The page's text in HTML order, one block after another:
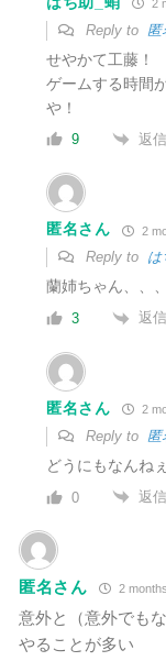
2
Reply to 匿
せやかて工藤！
ゲームする時間
や！
9 返信
匿名さん 2
Reply to は
蘭姉ちゃん、、、
3 返信
匿名さん 2
Reply to 匿
どうにもなんね
0 返信
匿名さん 2
意外と（意外でも
やることが多い